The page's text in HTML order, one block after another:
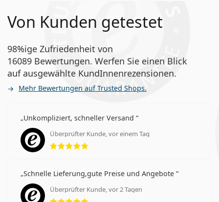
Von Kunden getestet
98%ige Zufriedenheit von
16089 Bewertungen. Werfen Sie einen Blick
auf ausgewählte KundInnenrezensionen.
Mehr Bewertungen auf Trusted Shops.
Unkompliziert, schneller Versand
Überprüfter Kunde, vor einem Tag
Bewertung 5 aus 5
Schnelle Lieferung,gute Preise und Angebote
Überprüfter Kunde, vor 2 Tagen
Bewertung 5 aus 5